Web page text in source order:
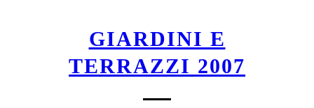
GIARDINI E
TERRAZZI 2007